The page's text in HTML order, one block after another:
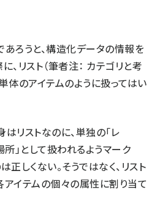
あろうと、構造化データの情報を
、リスト（筆者注： カテゴリと考
体のアイテムのように扱ってはい
リストなのに、単独の「レ
所」として扱われるようマーク
正しくない。そうではなく、リスト
アイテムの個々の属性に割り当て